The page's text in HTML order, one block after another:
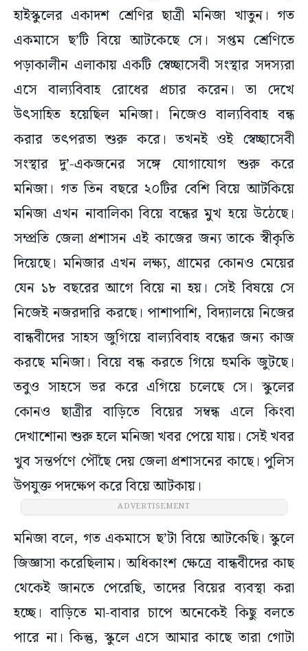
হাইস্কুলের একাদশ শ্রেণির ছাত্রী মনিজা খাতুন। গত
একমাসে ছ’টি বিয়ে আটকেছে সে। সপ্তম শ্রেণিতে
পড়াকালীন এলাকায় একটি স্বেচ্ছাসেবী সংস্থার সদস্যরা
এসে বাল্যবিবাহ রোধের প্রচার করেন। তা দেখে
উৎসাহিত হয়েছিল মনিজা। নিজেও বাল্যবিবাহ বন্ধ
করার তৎপরতা শুরু করে। তখনই ওই স্বেচ্ছাসেবী
সংস্থার দু’-একজনের সঙ্গে যোগাযোগ শুরু করে
মনিজা। গত তিন বছরে ২০টির বেশি বিয়ে আটকিয়ে
মনিজা এখন নাবালিকা বিয়ে বন্ধের মুখ হয়ে উঠেছে।
সম্প্রতি জেলা প্রশাসন এই কাজের জন্য তাকে স্বীকৃতি
দিয়েছে। মনিজার এখন লক্ষ্য, গ্রামের কোনও মেয়ের
যেন ১৮ বছরের আগে বিয়ে না হয়। সেই বিষয়ে সে
নিজেই নজরদারি করছে। পাশাপাশি, বিদ্যালয়ে নিজের
বান্ধবীদের সাহস জুগিয়ে বাল্যবিবাহ বন্ধের জন্য কাজ
করছে মনিজা। বিয়ে বন্ধ করতে গিয়ে হুমকি জুটছে।
তবুও সাহসে ভর করে এগিয়ে চলেছে সে। স্কুলের
কোনও ছাত্রীর বাড়িতে বিয়ের সম্বন্ধ এলে কিংবা
দেখাশোনা শুরু হলে মনিজা খবর পেয়ে যায়। সেই খবর
খুব সন্তর্পণে পৌঁছে দেয় জেলা প্রশাসনের কাছে। পুলিস
উপযুক্ত পদক্ষেপ করে বিয়ে আটকায়।
ADVERTISEMENT
মনিজা বলে, গত একমাসে ছ’টা বিয়ে আটকেছি। স্কুলে
জিজ্ঞাসা করেছিলাম। অধিকাংশ ক্ষেত্রে বান্ধবীদের কাছ
থেকেই জানতে পেরেছি, তাদের বিয়ের ব্যবস্থা করা
হচ্ছে। বাড়িতে মা-বাবার চাপে অনেকেই কিছু বলতে
পারে না। কিন্তু, স্কুলে এসে আমার কাছে তারা গোটা